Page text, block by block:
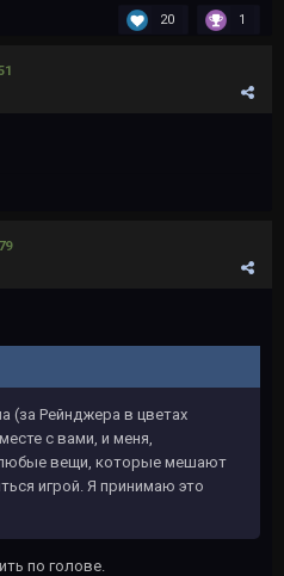
20 1
(за Рейнджера в цветах
с вами, и меня,
вещи, которые мешают
игрой. Я принимаю это
по голове.